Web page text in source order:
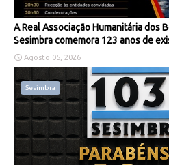
A Real Associação Humanitária dos
Sesimbra comemora 123 anos de
Agosto 05, 2026
Sesimbra